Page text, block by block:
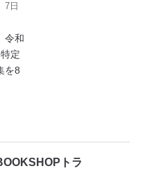
7日
令和
定
を8
トラ